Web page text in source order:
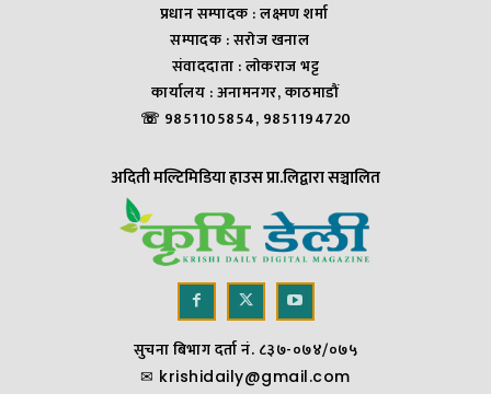
प्रधान सम्पादक : लक्ष्मण शर्मा
सम्पादक : सराेज खनाल
संवाददाता : लाेकराज भट्ट
कार्यालय : अनामनगर, काठमाडौं
☏ 9851105854, 9851194720
अदिती मल्टिमिडिया हाउस प्रा.लिद्वारा सञ्चालित
सुचना बिभाग दर्ता नं. ८३७-०७४/०७५
✉ krishidaily@gmail.com